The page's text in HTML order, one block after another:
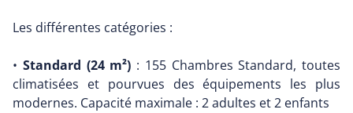
Les différentes catégories :
• Standard (24 m²) : 155 Chambres Standard, toutes
climatisées et pourvues des équipements les plus
modernes. Capacité maximale : 2 adultes et 2 enfants